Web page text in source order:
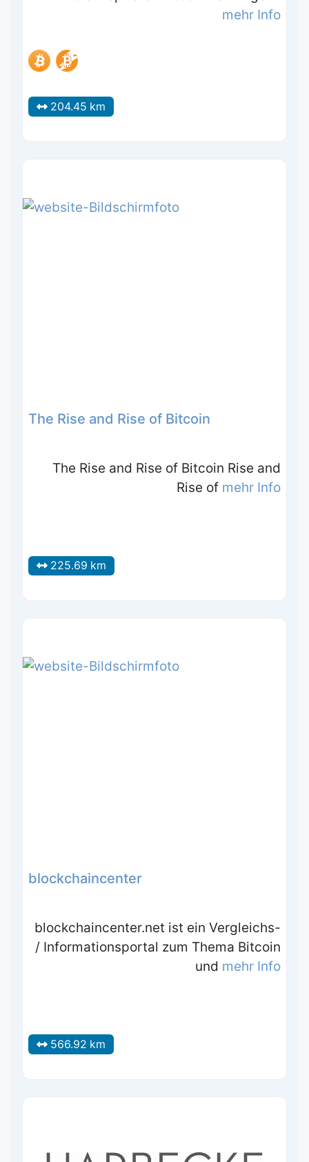
mehr Info
204.45 km
The Rise and Rise of Bitcoin
The Rise and Rise of Bitcoin Rise and
Rise of mehr Info
225.69 km
blockchaincenter
blockchaincenter.net ist ein Vergleichs-
/ Informationsportal zum Thema Bitcoin
und mehr Info
566.92 km